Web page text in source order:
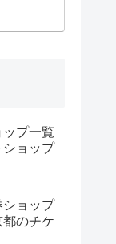
プ一覧
ショップ
ショップ
のチケ